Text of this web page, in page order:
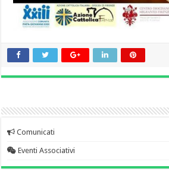
Comunicati
Eventi Associativi